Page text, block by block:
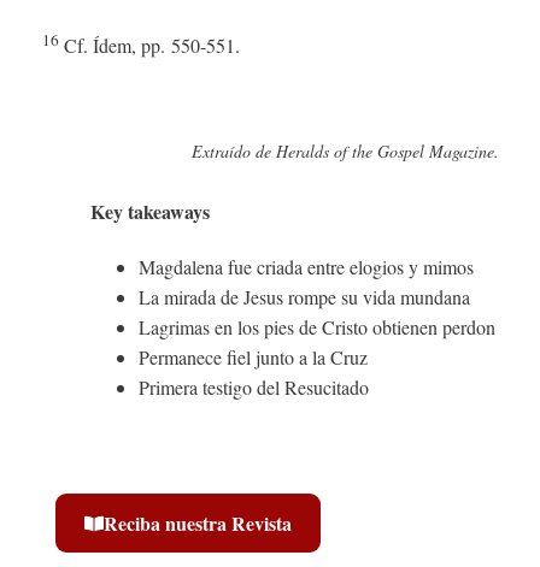
16Cf. Ídem, pp. 550-551.
Extraído de Heralds of the Gospel Magazine.
Key takeaways
Magdalena fue criada entre elogios y mimos
La mirada de Jesus rompe su vida mundana
Lagrimas en los pies de Cristo obtienen perdon
Permanece fiel junto a la Cruz
Primera testigo del Resucitado
Reciba nuestra Revista